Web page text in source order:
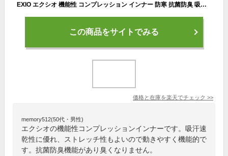
EXIO エクシオ 機能性 コンプレッション インナー 防寒 抗菌防臭 吸汗速乾 ストレッチ プレミアム起毛 ヒートテック 長袖 ハイネック メンズ M-2XL 全3色 冬 W-EX-22 送料無料
この商品をサイトでみる
価格と在庫を楽天でチェック >>
memory512(50代・男性)
エクシオの機能性コンプレッションインナーです。吸汗速
乾性に優れ、ストレッチ性もよいので動きやすく機能的で
す。抗菌防臭機能があり臭くなりません。